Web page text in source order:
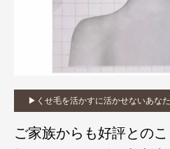
▶︎くせ毛を活かすに活かせないあな
ご家族からも好評との